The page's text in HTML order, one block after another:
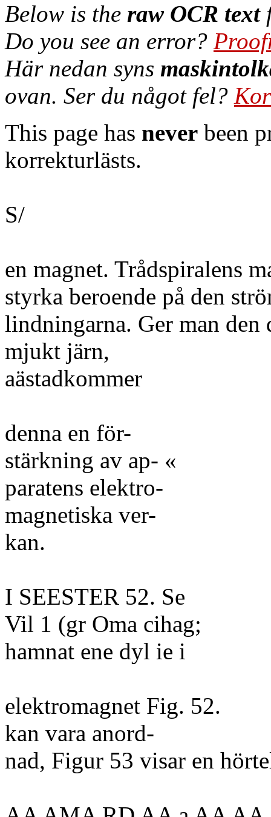
Below is the raw OCR text
Do you see an error?
Här nedan syns
ovan. Ser du något fel?
This page has never been
korrekturlästs.
S/
en magnet. Trådspiralens
styrka beroende på den
lindningarna. Ger man den
mjukt järn,
aästadkommer
denna en för-
stärkning av ap- «
paratens elektro-
magnetiska ver-
kan.
I SEESTER 52. Se
Vil 1 (gr Oma cihag;
hamnat ene dyl ie i
elektromagnet Fig. 52.
kan vara anord-
nad, Figur 53 visar en